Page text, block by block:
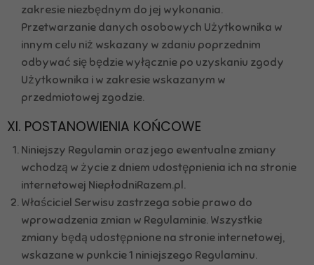
zakresie niezbędnym do jej wykonania.
Przetwarzanie danych osobowych Użytkownika w
innym celu niż wskazany w zdaniu poprzednim
odbywać się będzie wyłącznie po uzyskaniu zgody
Użytkownika i w zakresie wskazanym w
przedmiotowej zgodzie.
XI. POSTANOWIENIA KOŃCOWE
Niniejszy Regulamin oraz jego ewentualne zmiany
wchodzą w życie z dniem udostępnienia ich na stronie
internetowej NiepłodniRazem.pl.
Właściciel Serwisu zastrzega sobie prawo do
wprowadzenia zmian w Regulaminie. Wszystkie
zmiany będą udostępnione na stronie internetowej,
wskazane w punkcie 1 niniejszego Regulaminu.